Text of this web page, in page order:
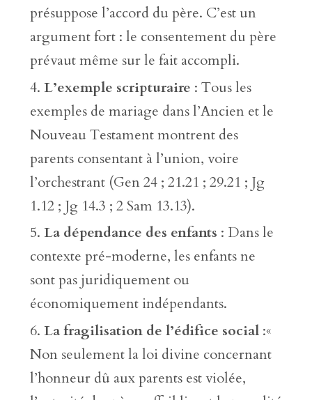
présuppose l’accord du père. C’est un
argument fort : le consentement du père
prévaut même sur le fait accompli.
L’exemple scripturaire : Tous les
exemples de mariage dans l’Ancien et le
Nouveau Testament montrent des
parents consentant à l’union, voire
l’orchestrant (Gen 24 ; 21.21 ; 29.21 ; Jg
1.12 ; Jg 14.3 ; 2 Sam 13.13).
La dépendance des enfants : Dans le
contexte pré-moderne, les enfants ne
sont pas juridiquement ou
économiquement indépendants.
La fragilisation de l’édifice social:«
Non seulement la loi divine concernant
l’honneur dû aux parents est violée,